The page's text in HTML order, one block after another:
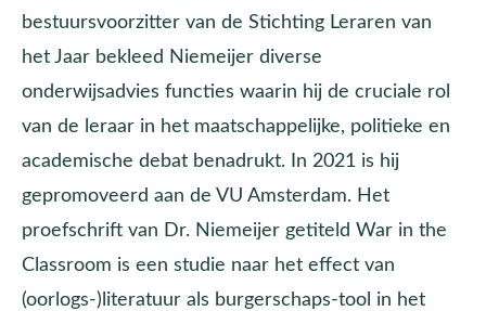
bestuursvoorzitter van de Stichting Leraren van
het Jaar bekleed Niemeijer diverse
onderwijsadvies functies waarin hij de cruciale rol
van de leraar in het maatschappelijke, politieke en
academische debat benadrukt. In 2021 is hij
gepromoveerd aan de VU Amsterdam. Het
proefschrift van Dr. Niemeijer getiteld War in the
Classroom is een studie naar het effect van
(oorlogs-)literatuur als burgerschaps-tool in het